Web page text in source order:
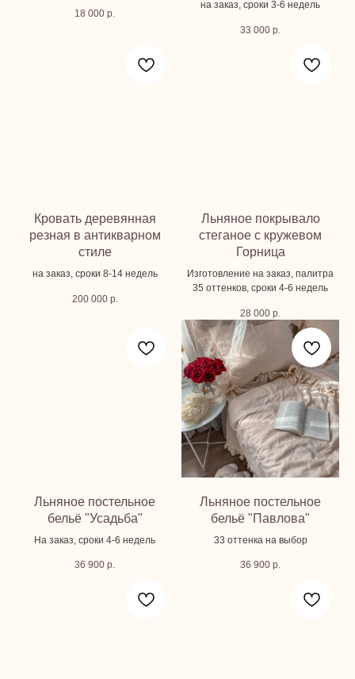
18 000 р.
на заказ, сроки 3-6 недель
33 000 р.
Кровать деревянная
резная в антикварном
стиле
на заказ, сроки 8-14 недель
200 000 р.
Льняное покрывало
стеганое с кружевом
Горница
Изготовление на заказ, палитра
35 оттенков, сроки 4-6 недель
28 000 р.
Льняное постельное
бельё "Усадьба"
На заказ, сроки 4-6 недель
36 900 р.
Льняное постельное
бельё "Павлова"
33 оттенка на выбор
36 900 р.